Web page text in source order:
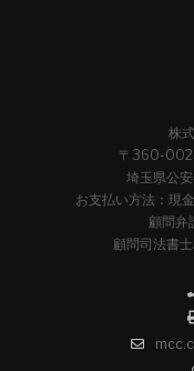
株
〒360-
埼玉県公
お支払い方法：現
顧問弁
顧問司法書